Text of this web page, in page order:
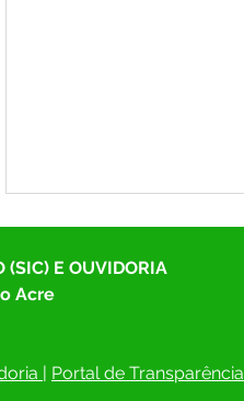
(SIC) E OUVIDORIA
Acre
Portal de Transparência